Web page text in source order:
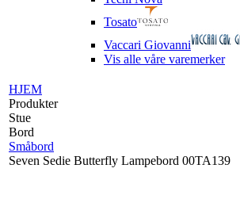
Tosato
Vaccari Giovanni
Vis alle våre varemerker
HJEM
Produkter
Stue
Bord
Småbord
Seven Sedie Butterfly Lampebord 00TA139